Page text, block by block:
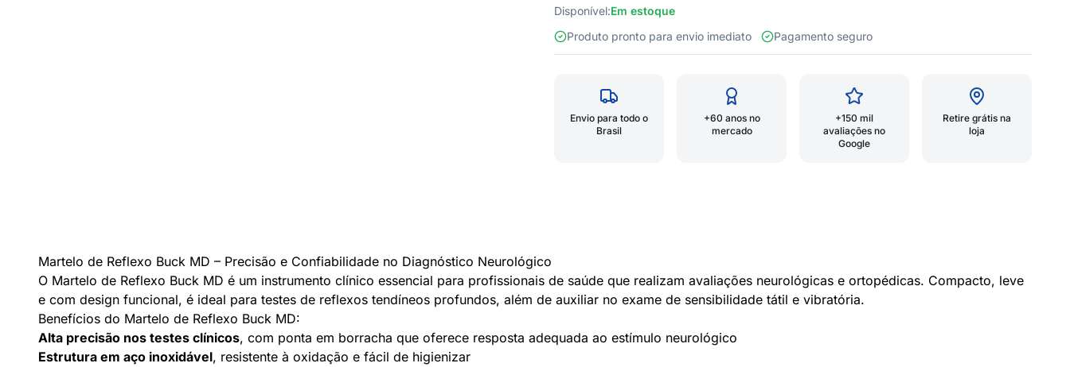
Disponível:Em estoque
Produto pronto para envio imediato
Pagamento seguro
Envio para todo o
Brasil
+60 anos no
mercado
+150 mil
avaliações no
Google
Retire grátis na
loja
Martelo de Reflexo Buck MD – Precisão e Confiabilidade no Diagnóstico Neurológico
O Martelo de Reflexo Buck MD é um instrumento clínico essencial para profissionais de saúde que realizam avaliações neurológicas e ortopédicas. Compacto, leve
e com design funcional, é ideal para testes de reflexos tendíneos profundos, além de auxiliar no exame de sensibilidade tátil e vibratória.
Benefícios do Martelo de Reflexo Buck MD:
Alta precisão nos testes clínicos, com ponta em borracha que oferece resposta adequada ao estímulo neurológico
Estrutura em aço inoxidável, resistente à oxidação e fácil de higienizar